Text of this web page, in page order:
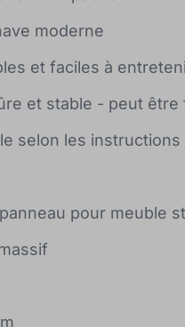
moderne
et faciles à
et stable - peut être
selon les instructions
pour meuble